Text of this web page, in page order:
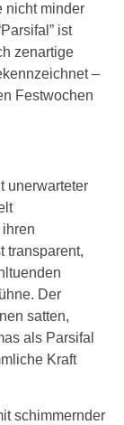
nicht minder
ist
zenartige
–
Festwochen
unerwarteter
transparent,
Der
satten,
als Parsifal
Kraft
schimmernder